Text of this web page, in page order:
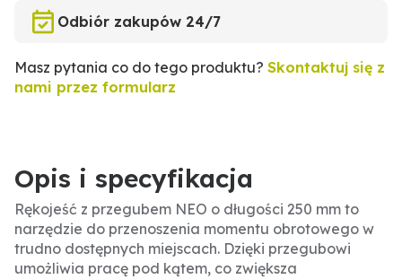
Odbiór zakupów 24/7
Masz pytania co do tego produktu? Skontaktuj się z
nami przez formularz
Opis i specyfikacja
Rękojeść z przegubem NEO o długości 250 mm to
narzędzie do przenoszenia momentu obrotowego w
trudno dostępnych miejscach. Dzięki przegubowi
umożliwia pracę pod kątem, co zwiększa